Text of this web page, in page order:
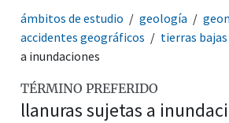
ámbitos de estudio geología
accidentes geográficos
tierras bajas
a inundaciones
TÉRMINO PREFERIDO
llanuras sujetas a